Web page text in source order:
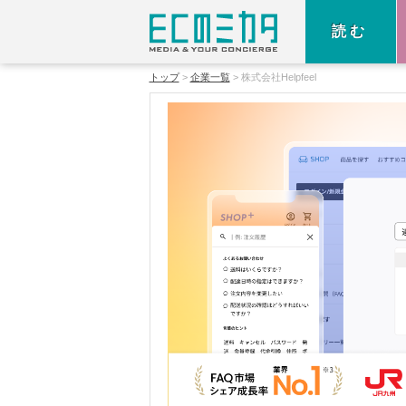
読む
トップ 企業一覧 株式会社Helpfeel